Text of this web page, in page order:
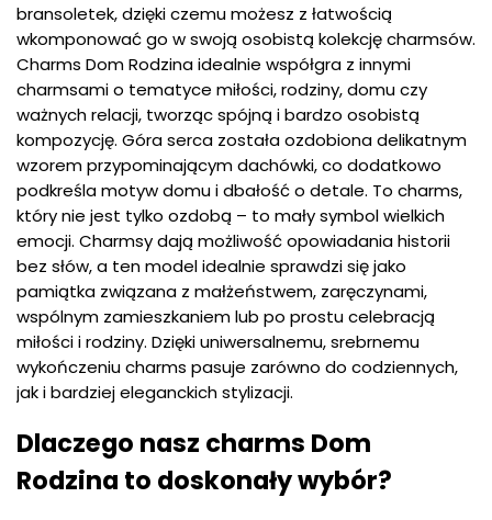
bransoletek, dzięki czemu możesz z łatwością
wkomponować go w swoją osobistą kolekcję charmsów.
Charms Dom Rodzina idealnie współgra z innymi
charmsami o tematyce miłości, rodziny, domu czy
ważnych relacji, tworząc spójną i bardzo osobistą
kompozycję. Góra serca została ozdobiona delikatnym
wzorem przypominającym dachówki, co dodatkowo
podkreśla motyw domu i dbałość o detale. To charms,
który nie jest tylko ozdobą – to mały symbol wielkich
emocji. Charmsy dają możliwość opowiadania historii
bez słów, a ten model idealnie sprawdzi się jako
pamiątka związana z małżeństwem, zaręczynami,
wspólnym zamieszkaniem lub po prostu celebracją
miłości i rodziny. Dzięki uniwersalnemu, srebrnemu
wykończeniu charms pasuje zarówno do codziennych,
jak i bardziej eleganckich stylizacji.
Dlaczego nasz charms Dom
Rodzina to doskonały wybór?